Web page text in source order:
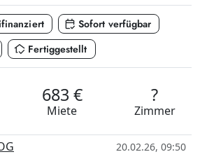
calendar_check Sofort verfügbar
in_home_mode Fertiggestellt
683 €
Miete
?
Zimmer
20.02.26, 09:50